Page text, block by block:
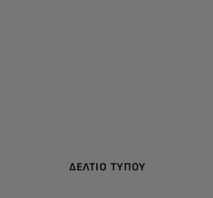
ΔΕΛΤΙΟ ΤΥΠΟΥ